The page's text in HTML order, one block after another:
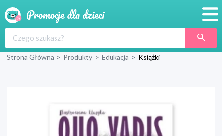
Produkty
Wyprawka
Strona Główna > Produkty > Edukacja > Książki